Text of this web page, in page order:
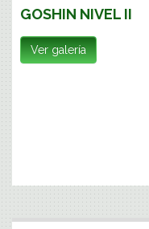
GOSHIN NIVEL II
Ver galería